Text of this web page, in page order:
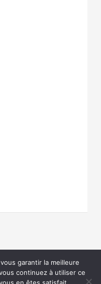
Cie CROCHE /
Réalisé par
légales RGPD
garantir la meilleure
continuez à utiliser ce